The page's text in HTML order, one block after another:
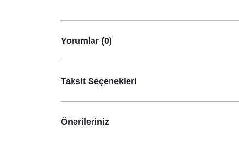
Yorumlar (0)
Taksit Seçenekleri
Önerileriniz